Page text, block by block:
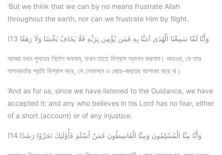
‘But we think that we can by no means frustrate Allah
throughout the earth, nor can we frustrate Him by flight.
(13 وَأَنَّا لَمَّا سَمِعْنَا الْهُدَى آمَنَّا بِهِ فَمَن يُؤْمِن بِرَبِّهِ فَلَا يَخَافُ بَخْسًا وَلَا رَهَقًا
আমরা যখন সুপথের নির্দেশ শুনলাম, তখন তাতে বিশ্বাস স্থাপন করলাম। অতএব, যে তার
পালনকর্তার প্রতি বিশ্বাস করে, সে লোকসান ও জোর-জবরের আশংকা করে না।
‘And as for us, since we have listened to the Guidance, we have
accepted it: and any who believes in his Lord has no fear, either
of a short (account) or of any injustice.
(14 وَأَنَّا مِنَّا الْمُسْلِمُونَ وَمِنَّا الْقَاسِطُونَ فَمَنْ أَسْلَمَ فَأُوْلَئِكَ تَحَرَّوْا رَشَدًا